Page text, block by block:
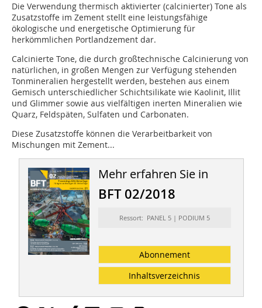
Die Verwendung thermisch aktivierter (calcinierter) Tone als
Zusatzstoffe im Zement stellt eine leistungsfähige
ökologische und energetische Optimierung für
herkömmlichen Portlandzement dar.
Calcinierte Tone, die durch großtechnische Calcinierung von
natürlichen, in großen Mengen zur Verfügung stehenden
Tonmineralien hergestellt werden, bestehen aus einem
Gemisch unterschiedlicher Schichtsilikate wie Kaolinit, Illit
und Glimmer sowie aus vielfältigen inerten Mineralien wie
Quarz, Feldspäten, Sulfaten und Carbonaten.
Diese Zusatzstoffe können die Verarbeitbarkeit von
Mischungen mit Zement...
Mehr erfahren Sie in
BFT 02/2018
Ressort: PANEL 5 | PODIUM 5
Abonnement
Inhaltsverzeichnis